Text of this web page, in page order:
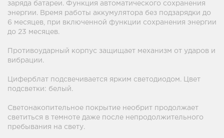
заряда батареи. Функция автоматического сохранения
энергии. Время работы аккумулятора без подзарядки до
6 месяцев, при включенной функции сохранения энергии
до 23 месяцев.
Противоударный корпус защищает механизм от ударов и
вибрации.
Циферблат подсвечивается ярким светодиодом. Цвет
подсветки: белый.
Светонакопительное покрытие необрит продолжает
светиться в темноте даже после непродолжительного
пребывания на свету.